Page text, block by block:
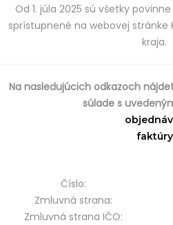
Od 1. júla 2025 sú všetky
sprístupnené na webovej stránke
kraja.
Na nasledujúcich odkazoch
súlade s
faktúry
Číslo:
Zmluvná strana:
Zmluvná strana IČO: